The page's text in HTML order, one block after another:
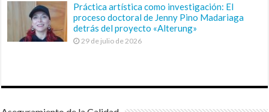
Práctica artística como investigación: El
proceso doctoral de Jenny Pino Madariaga
detrás del proyecto «Alterung»
29 de julio de 2026